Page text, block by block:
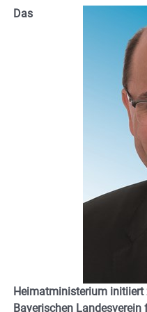
Das
Heimatministerium
Bayerischen Landesverein